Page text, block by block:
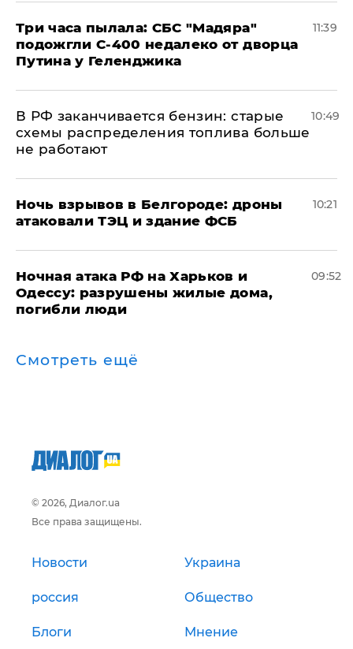
Три часа пылала: СБС "Мадяра"
подожгли С-400 недалеко от дворца
Путина у Геленджика
11:39
​В РФ заканчивается бензин: старые
схемы распределения топлива больше
не работают
10:49
​Ночь взрывов в Белгороде: дроны
атаковали ТЭЦ и здание ФСБ
10:21
​Ночная атака РФ на Харьков и
Одессу: разрушены жилые дома,
погибли люди
09:52
Смотреть ещё
© 2026, Диалог.ua
Все права защищены.
Новости Украина
россия Общество
Блоги Мнение